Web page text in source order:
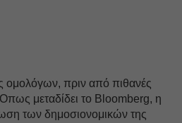
ομολόγων, πριν από πιθανές
μεταδίδει το Bloomberg, η
των δημοσιονομικών της